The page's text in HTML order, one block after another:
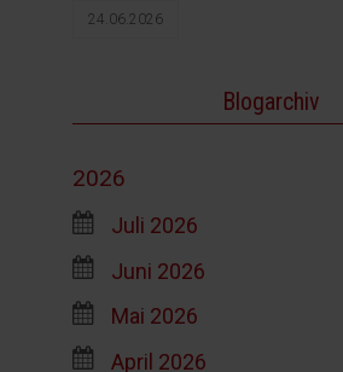
24.06.2026
Blogarchiv
2026
Juli 2026
Juni 2026
Mai 2026
April 2026